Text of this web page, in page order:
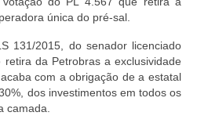
única do pré-sal.
131/2015, do senador licenciado
da Petrobras a exclusividade
com a obrigação de a estatal
dos investimentos em todos os
camada.